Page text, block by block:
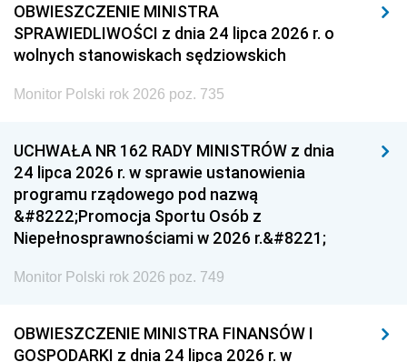
OBWIESZCZENIE MINISTRA
SPRAWIEDLIWOŚCI z dnia 24 lipca 2026 r. o
wolnych stanowiskach sędziowskich
Monitor Polski rok 2026 poz. 735
UCHWAŁA NR 162 RADY MINISTRÓW z dnia
24 lipca 2026 r. w sprawie ustanowienia
programu rządowego pod nazwą
&#8222;Promocja Sportu Osób z
Niepełnosprawnościami w 2026 r.&#8221;
Monitor Polski rok 2026 poz. 749
OBWIESZCZENIE MINISTRA FINANSÓW I
GOSPODARKI z dnia 24 lipca 2026 r. w